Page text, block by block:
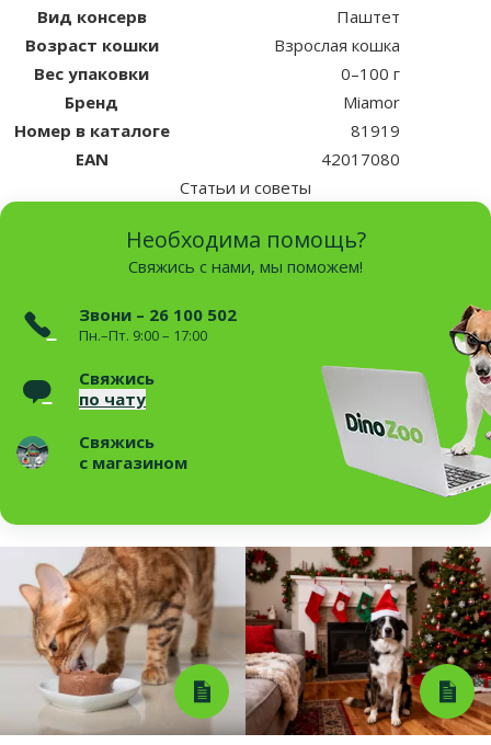
Вид консерв
Паштет
Возраст кошки
Взрослая кошка
Вес упаковки
0–100 г
Бренд
Miamor
Номер в каталоге
81919
EAN
42017080
Статьи и советы
Необходима помощь?
Свяжись с нами, мы поможем!
Звони – 26 100 502
Пн.–Пт. 9:00 – 17:00
Свяжись
по чату
Свяжись
с магазином